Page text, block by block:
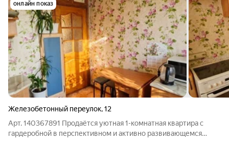
онлайн показ
Железобетонный переулок,12
Арт. 140367891 Продаётся уютная 1-комнатная квартира с
гардеробной в перспективном и активно развивающемся